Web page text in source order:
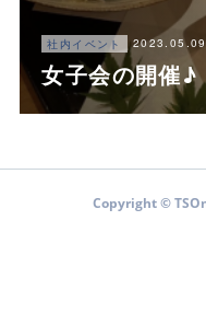
社内イベント
女子会の開催♪
Copyright ©